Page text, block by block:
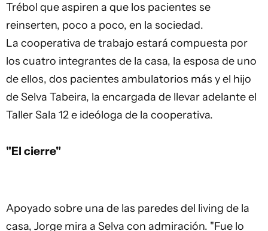
Trébol que aspiren a que los pacientes se
reinserten, poco a poco, en la sociedad.
La cooperativa de trabajo estará compuesta por
los cuatro integrantes de la casa, la esposa de uno
de ellos, dos pacientes ambulatorios más y el hijo
de Selva Tabeira, la encargada de llevar adelante el
Taller Sala 12 e ideóloga de la cooperativa.
"El cierre"
Apoyado sobre una de las paredes del living de la
casa, Jorge mira a Selva con admiración. "Fue lo